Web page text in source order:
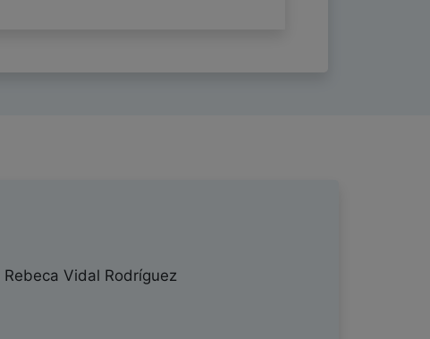
Rebeca Vidal Rodríguez